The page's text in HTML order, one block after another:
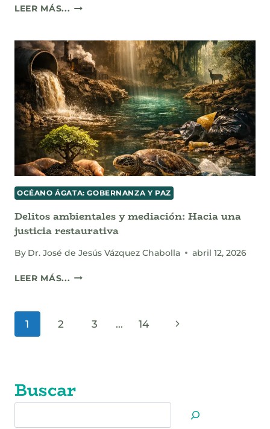
LEER MÁS... CONOCE
MIGUEL
VELÁZQUEZ
SEDAS:
SEMILLAS
DE
JUSTICIA
Y
EL
DERECHO
DISCIPLINARIO
POLICIAL
OCÉANO ÁGATA: GOBERNANZA Y PAZ
Delitos ambientales y mediación: Hacia una
justicia restaurativa
By Dr. José de Jesús Vázquez Chabolla abril 12, 2026
LEER MÁS... DELITOS
HACIA
Page
1 2 3 … 14
Next
Buscar